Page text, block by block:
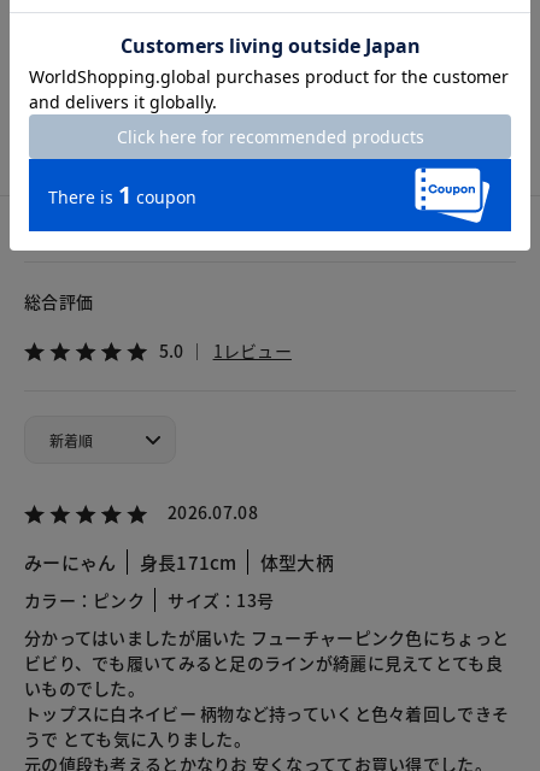
Hem width 21cm
7号 9号 11号 13号 15号
カスタマーレビュー
総合評価
5.0 1レビュー
2026.07.08
みーにゃん 身長171cm 体型大柄
カラー：ピンク
サイズ：13号
分かってはいましたが届いた フューチャーピンク色にちょっと
ビビり、でも履いてみると足のラインが綺麗に見えてとても良
いものでした。
トップスに白ネイビー 柄物など持っていくと色々着回しできそ
うで とても気に入りました。
元の値段も考えるとかなりお 安くなっててお買い得でした。